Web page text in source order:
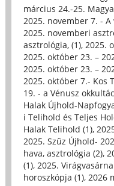
március 24.-25.
2025. november 7. -
2025. novemberi
asztrológia, (1), 2025.
2025. október 23. –
2025. október 23. –
2025. október 7.- Kos
19. - a Vénusz
Halak Újhold-
i Telihold és Teljes
Halak Telihold (1),
2025. Szűz Újhold-
hava, asztrológia (2),
(1), 2025.
horoszkópja (1), 2026